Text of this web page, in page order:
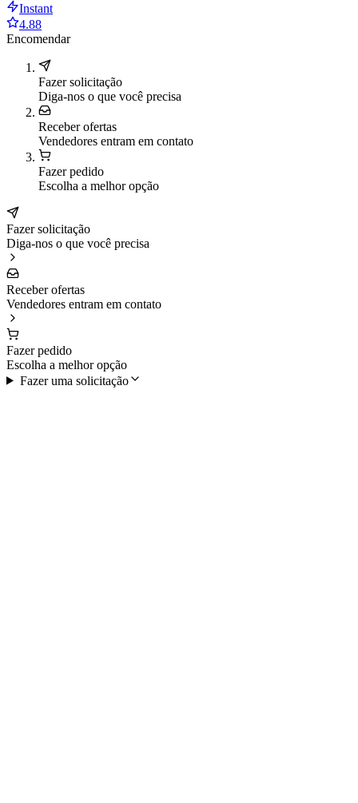
Instant
4.88
Encomendar
Fazer solicitação
Diga-nos o que você precisa
Receber ofertas
Vendedores entram em contato
Fazer pedido
Escolha a melhor opção
Fazer solicitação
Diga-nos o que você precisa
Receber ofertas
Vendedores entram em contato
Fazer pedido
Escolha a melhor opção
Fazer uma solicitação